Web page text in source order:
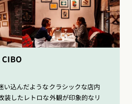
CIBO
い込んだようなクラシックな店内
装したレトロな外観が印象的なリ